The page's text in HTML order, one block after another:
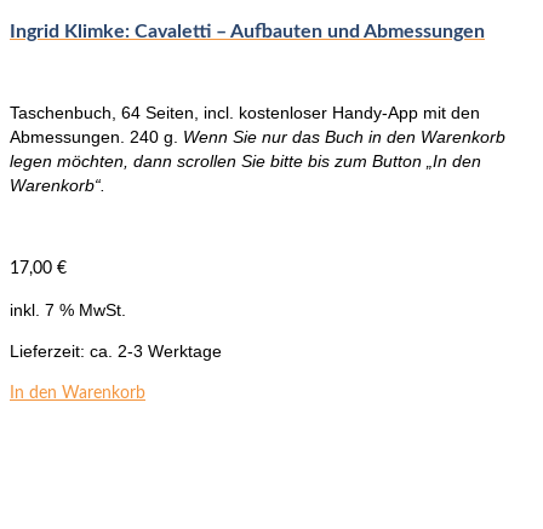
Ingrid Klimke: Cavaletti – Aufbauten und Abmessungen
Taschenbuch, 64 Seiten, incl. kostenloser Handy-App mit den
Abmessungen. 240 g. Wenn Sie nur das Buch in den Warenkorb
legen möchten, dann scrollen Sie bitte bis zum Button „In den
Warenkorb“.
17,00 €
inkl. 7 % MwSt.
Lieferzeit: ca. 2-3 Werktage
In den Warenkorb